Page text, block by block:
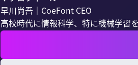
早川尚吾｜CoeFont CEO
高校時代に情報科学、特に機械学習